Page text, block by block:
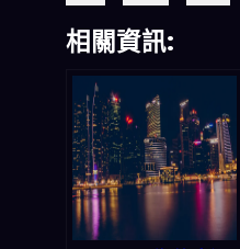
相關資訊: